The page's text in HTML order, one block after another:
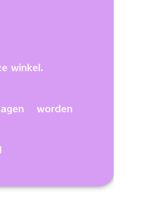
winkel.
worden